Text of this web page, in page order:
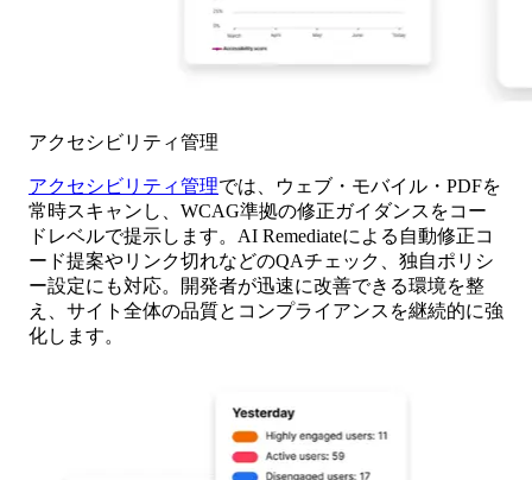
アクセシビリティ管理
アクセシビリティ管理では、ウェブ・モバイル・PDFを
常時スキャンし、WCAG準拠の修正ガイダンスをコー
ドレベルで提示します。AI Remediateによる自動修正コ
ード提案やリンク切れなどのQAチェック、独自ポリシ
ー設定にも対応。開発者が迅速に改善できる環境を整
え、サイト全体の品質とコンプライアンスを継続的に強
化します。